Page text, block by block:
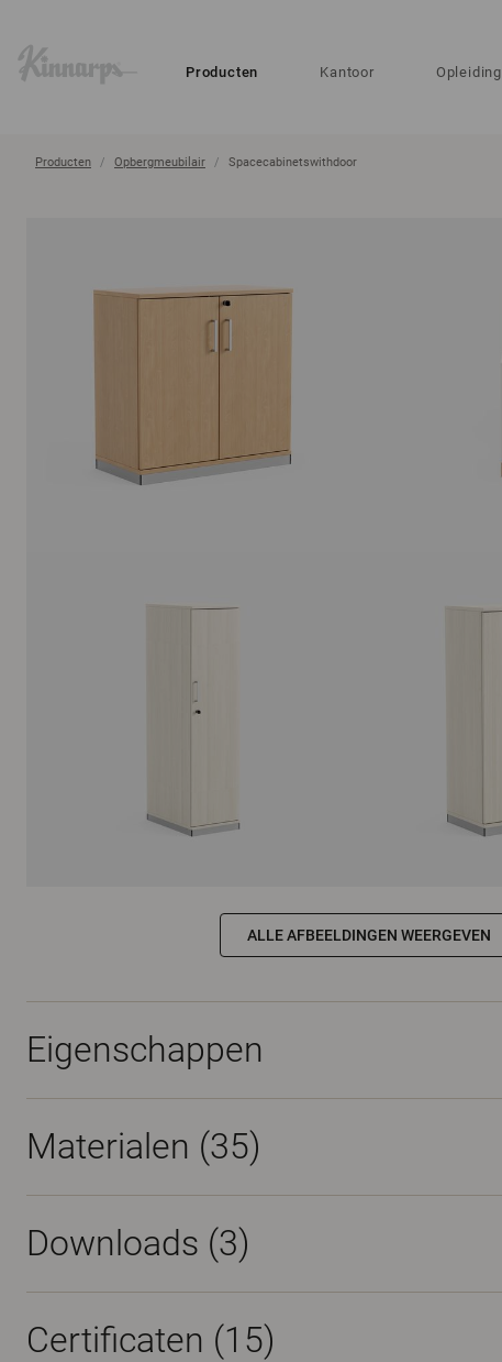
Producten Kantoor Opleiding
Producten Opbergmeubilair Spacecabinetswithdoor
ALLE AFBEELDINGEN WEERGEVEN
Eigenschappen
Materialen (35)
Downloads (3)
Certificaten (15)